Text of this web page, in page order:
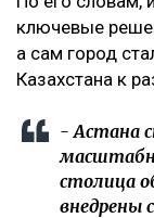
ключевые
а сам город
Казахстана к
- Астана
столица
внедрены